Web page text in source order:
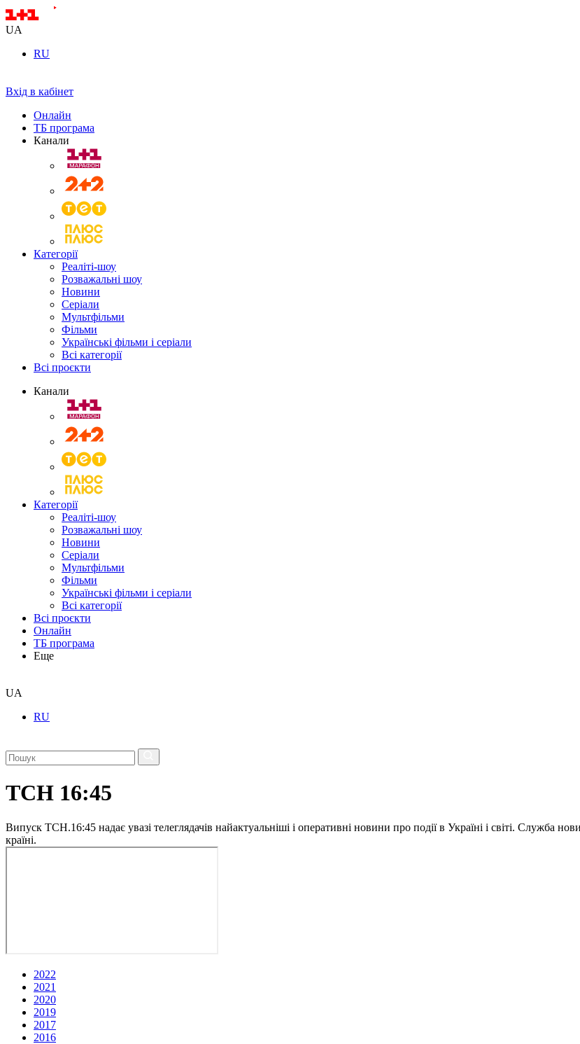
UA
RU
Вхід в кабінет
Онлайн
ТБ програма
Канали
Категорії
Реаліті-шоу
Розважальні шоу
Новини
Серіали
Мультфільми
Фільми
Українські фільми і серіали
Всі категорії
Всі проєкти
Канали
Категорії
Реаліті-шоу
Розважальні шоу
Новини
Серіали
Мультфільми
Фільми
Українські фільми і серіали
Всі категорії
Всі проєкти
Онлайн
ТБ програма
Еще
UA
RU
ТСН 16:45
Випуск ТСН.16:45 надає увазі телеглядачів найактуальніші і оперативні новини про події в Україні і світі. Служба
країні.
2022
2021
2020
2019
2017
2016